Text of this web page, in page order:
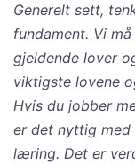
Generelt sett,
fundament. Vi
gjeldende lover
viktigste lovene
Hvis du jobber
er det nyttig med
læring. Det er